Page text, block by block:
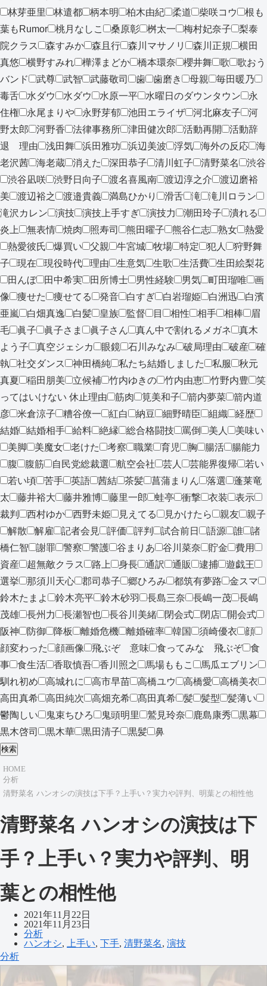
林芽亜里
林遣都 柄本明 柏木由紀 柔道 柴咲コウ
根も
葉もRumor
桃月なしこ 桑原彰 桝太一 梅村妃奈子
梨泰
院クラス
森すみか 森且行 森川マサノリ 森川正規
横田
真悠
横野すみれ 樺澤まどか 橋本環奈 櫻井舞 歌
歌おう
バンド
武尊 武智 武藤敬司 歯 歯磨き 母親
毎田暖乃
毒舌
水ダウ 水ダウ 水原一平 水曜日のダウンタウン
永
住権
永尾まりや 永野芽郁 池田エライザ 河北麻友子
河
野太郎
河野香 法律事務所 津田健次郎 活動再開
活動辞
退 理由
浅田舞 浜田雅功 浜辺美波 浮気 海外の反応
海
老沢茜
海老蔵 消えた 深田恭子 清川虹子 清野菜名
渋谷
渋谷凪咲
渋野日向子 渡名喜風南 渡辺淳之介
渡辺磨裕
美
渡辺裕之 渡邉貴義 満島ひかり 滑舌 滝
滝川ロラン
滝沢カレン
演技 演技上手すぎ 演技力 潮田玲子
潰れる
炎上
無表情 焼肉 照寿司 熊田曜子 熊谷仁志 熟女
熱愛
熱愛彼氏
爆買い 父親 牛宮城 牧場 特定 犯人
狩野舞
子
現在 現役時代 理由 生意気 生歌 生活費
生田絵梨花
田んぼ
田中希実 田所博士 男性経験 男気 町田瑠唯
画
像
痩せた 痩せてる 発音 白すぎ 白岩瑠姫 白洲迅
白濱
亜嵐
白畑真逸 白髪 皇族 監督 目 相性 相手 相棒
眉
毛
眞子 眞子さま 眞子さん 真ん中で割れるメガネ
真木
よう子
真空ジェシカ 眼鏡 石川みなみ 破局理由 破産
確
執
社交ダンス 神田橋純 私たち結婚しました 私服
秋元
真夏
稲田朋美 立候補 竹内ゆきの 竹内由恵 竹野内豊
笑
ってはいけない 休止理由
筋肉 筧美和子 箭内夢菜
箭内道
彦
米倉涼子 糟谷僚一 紅白 納豆 細野晴臣 組織
経歴
結婚
結婚相手 給料 絶縁 総合格闘技 罵倒 美人
美味い
美脚
美魔女 老けた 考察 職業 育児 胸 腸活
腸能力
腹
腹筋 自民党総裁選 航空会社 芸人 芸能界復帰
若い
若い頃
苦手 英語 茜結 茶髪 菖蒲まりん 落選
蓬莱竜
太
藤井裕大 藤井雅博 藤里一郎 蛙亭 衝撃 衣装
表示
裁判
西村ゆか 西野未姫 見えてる 見かけたら 親友
親子
解散
解雇 記者会見 評価 評判 試合前日 語源 誰
諸
橋仁智
謝罪 警察 警護 谷まりあ 谷川菜奈 貯金
費用
資産
超無敵クラス 路上 身長 通訳 通販 逮捕
遊戯王
選挙
那須川天心 郡司恭子 郷ひろみ 都筑有夢路
金スマ
鈴木たまよ
鈴木亮平 鈴木砂羽 長島三奈 長嶋一茂
長嶋
茂雄
長州力 長瀬智也 長谷川美緒 閉会式 閉店
開会式
阪神
防御 降板 離婚危機 離婚確率 韓国 須崎優衣
顔
顔変わった
顔画像 飛ぶぞ 意味 食ってみな 飛ぶぞ
食
事
食生活 香取慎吾 香川照之 馬場ももこ
馬瓜エブリン
馴れ初め
高城れに 高市早苗 高橋ユウ 高橋愛
高橋美衣
高田真希
高田純次 高畑充希 髙田真希 髪 髪型
髪薄い
鬱陶しい
鬼束ちひろ 鬼頭明里 鷲見玲奈 鹿島康秀
黒幕
黒木啓司
黒木華 黒田清子 黒髪 鼻
検索
HOME
分析
清野菜名 ハンオシの演技は下手？上手い？実力や評判、明葉との相性他
清野菜名 ハンオシの演技は下
手？上手い？実力や評判、明
葉との相性他
2021年11月22日
2021年11月23日
分析
ハンオシ, 上手い, 下手, 清野菜名, 演技
分析